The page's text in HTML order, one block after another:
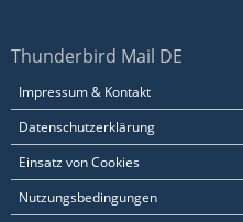
Thunderbird Mail DE
Impressum & Kontakt
Datenschutzerklärung
Einsatz von Cookies
Nutzungsbedingungen